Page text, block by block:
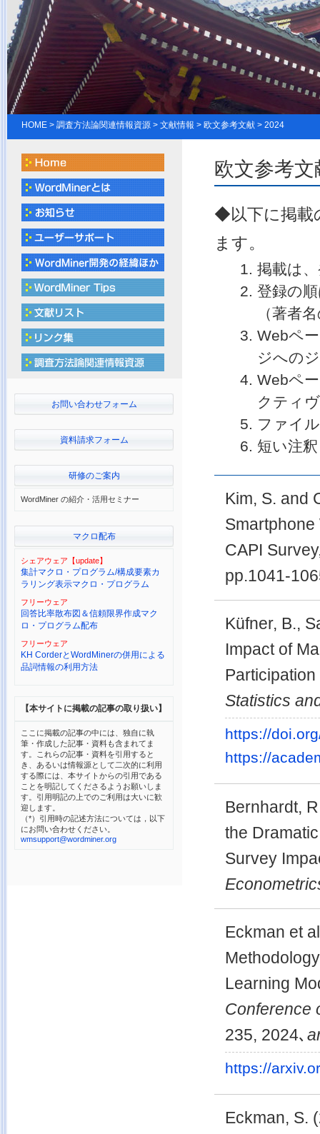
HOME > 調査方法論関連情報資源 > 文献情報 > 欧文参考文献 > 2024
お問い合わせフォーム
資料請求フォーム
研修のご案内
WordMiner の紹介・活用セミナー
マクロ配布
シェアウェア【update】
集計マクロ・プログラム/構成要素カ
ラリング表示マクロ・プログラム
フリーウェア
回答比率散布図＆信頼限界作成マク
ロ・プログラム配布
フリーウェア
KH CorderとWordMinerの併用による
品詞情報の利用方法
【本サイトに掲載の記事の取り扱い】
ここに掲載の記事の中には、独自に執
筆・作成した記事・資料も含まれてま
す。これらの記事・資料を引用すると
き、あるいは情報源として二次的に利用
する際には、本サイトからの引用である
ことを明記してくださるようお願いしま
す。引用明記の上でのご利用は大いに歓
迎します。
（*）引用時の記述方法については，以下
にお問い合わせください。
wmsupport@wordminer.org
欧文参考
◆以下に掲載
ます。
掲載は
登録の
（著者
Webペ
ジへの
Webペ
クティ
ファイ
短い注
Kim, S. and
CAPI
pp.1041-
Küfner, B.,
Impact of
Statistics
https://
https://
Bernhardt,
the
Survey
Eckman et
Learning
Conference
235, 2024､
https://
Eckman, S.